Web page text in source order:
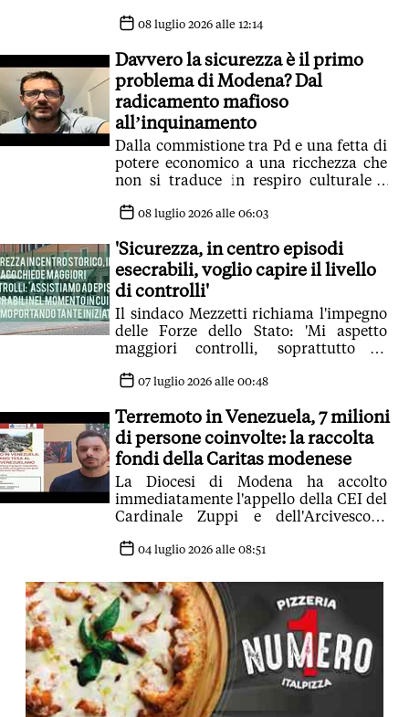
08 luglio 2026 alle 12:14
Davvero la sicurezza è il primo
problema di Modena? Dal
radicamento mafioso
all’inquinamento
Dalla commistione tra Pd e una fetta di
potere economico a una ricchezza che
non si traduce in respiro culturale e
uniformata
08 luglio 2026 alle 06:03
'Sicurezza, in centro episodi
esecrabili, voglio capire il livello
di controlli'
Il sindaco Mezzetti richiama l'impegno
delle Forze dello Stato: 'Mi aspetto
maggiori controlli, soprattutto in
iniziative. Porterò con determinazione
Prefettura'
07 luglio 2026 alle 00:48
Terremoto in Venezuela, 7 milioni
di persone coinvolte: la raccolta
fondi della Caritas modenese
La Diocesi di Modena ha accolto
immediatamente l'appello della CEI del
Cardinale Zuppi e dell'Arcivescovo
a denaro. I beni materiali oggj
04 luglio 2026 alle 08:51